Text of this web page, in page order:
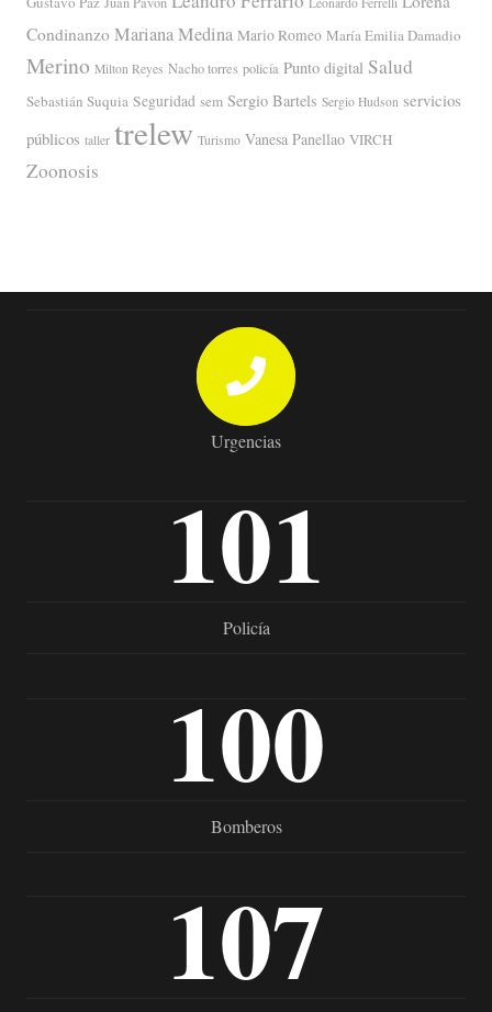
Condinanzo Mariana Medina Mario Romeo María Emilia Damadio
Merino Milton Reyes Nacho torres policía Punto digital Salud
Sebastián Suquia Seguridad sem Sergio Bartels Sergio Hudson servicios
públicos taller trelew Turismo Vanesa Panellao VIRCH
Zoonosis
Urgencias
101
Policía
100
Bomberos
107